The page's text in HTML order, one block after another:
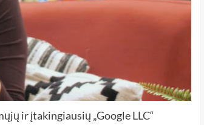
ir įtakingiausių „Google LLC“